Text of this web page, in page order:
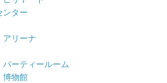
ンター
リーナ
ーティールーム
物館